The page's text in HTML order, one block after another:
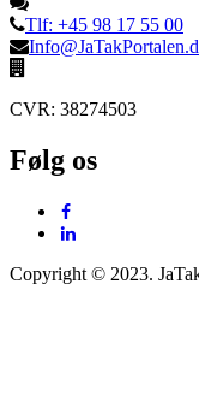
Tlf: +45 98 17 55 00
CVR: 38274503
Følg os
Copyright © 2023.